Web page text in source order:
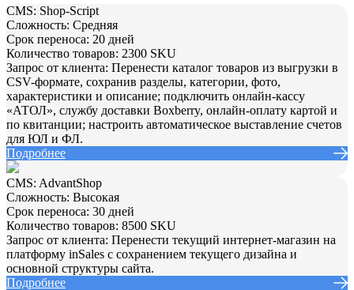
CMS: Shop-Script
Сложность: Средняя
Срок переноса: 20 дней
Количество товаров: 2300 SKU
Запрос от клиента: Перенести каталог товаров из выгрузки в
CSV-формате, сохранив разделы, категории, фото,
характеристики и описание; подключить онлайн-кассу
«АТОЛ», службу доставки Boxberry, онлайн-оплату картой и
по квитанции; настроить автоматическое выставление счетов
для ЮЛ и ФЛ.
Подробнее
CMS: AdvantShop
Сложность: Высокая
Срок переноса: 30 дней
Количество товаров: 8500 SKU
Запрос от клиента: Перенести текущий интернет-магазин на
платформу inSales с сохранением текущего дизайна и
основной структуры сайта.
Подробнее